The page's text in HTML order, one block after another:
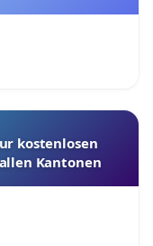
kostenlosen
Kantonen